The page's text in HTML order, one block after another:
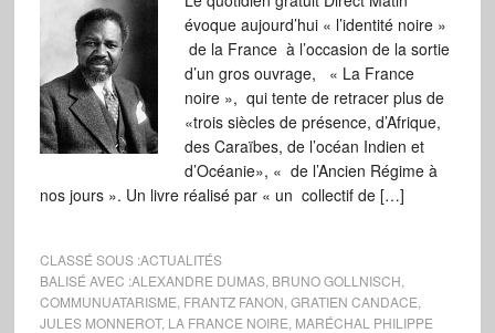
évoque aujourd’hui « l’identité noire »
de la France à l’occasion de la sortie
d’un gros ouvrage, « La France
noire », qui tente de retracer plus de
«trois siècles de présence, d’Afrique,
des Caraïbes, de l’océan Indien et
d’Océanie», « de l’Ancien Régime à
nos jours ». Un livre réalisé par « un collectif de […]
CLASSÉ SOUS :ACTUALITÉS
BALISÉ AVEC :ALEXANDRE DUMAS, BRUNO GOLLNISCH
COMMUNUATARISME FRANTZ FANON GRATIEN CANDACE
JULES MONNEROT, LA FRANCE NOIRE MARÉCHAL PHILIPPE